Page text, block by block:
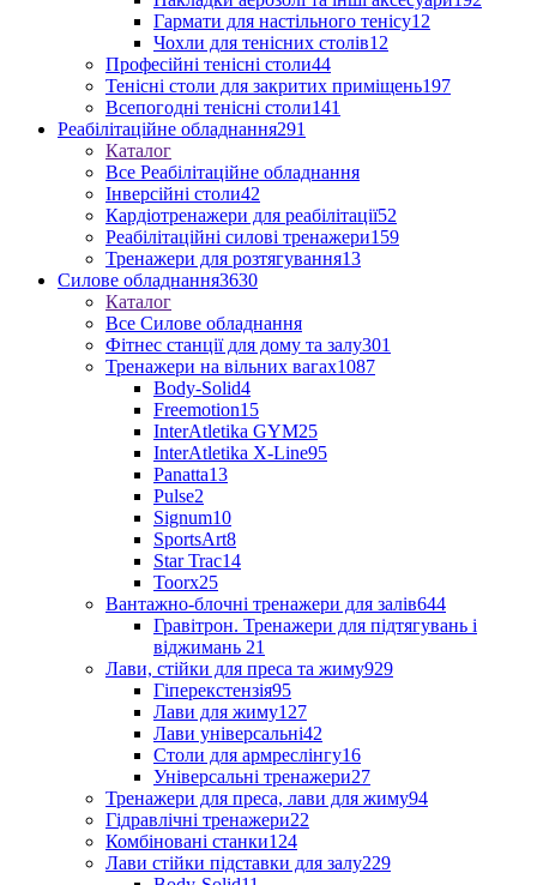
Гармати для настільного тенісу12
Чохли для тенісних столів12
Професійні тенісні столи44
Тенісні столи для закритих приміщень197
Всепогодні тенісні столи141
Реабілітаційне обладнання291
Каталог
Все Реабілітаційне обладнання
Інверсійні столи42
Кардіотренажери для реабілітації52
Реабілітаційні силові тренажери159
Тренажери для розтягування13
Силове обладнання3630
Каталог
Все Силове обладнання
Фітнес станції для дому та залу301
Тренажери на вільних вагах1087
Body-Solid4
Freemotion15
InterAtletika GYM25
InterAtletika X-Line95
Panatta13
Pulse2
Signum10
SportsArt8
Star Trac14
Toorx25
Вантажно-блочні тренажери для залів644
Гравітрон. Тренажери для підтягувань і
віджимань 21
Лави, стійки для преса та жиму929
Гіперекстензія95
Лави для жиму127
Лави універсальні42
Столи для армреслінгу16
Універсальні тренажери27
Тренажери для преса, лави для жиму94
Гідравлічні тренажери22
Комбіновані станки124
Лави стійки підставки для залу229